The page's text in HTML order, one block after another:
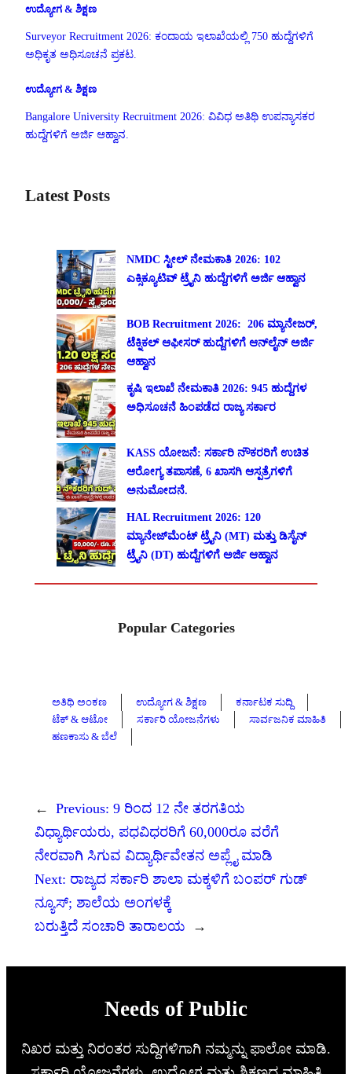
ಉದ್ಯೋಗ & ಶಿಕ್ಷಣ
Surveyor Recruitment 2026: ಕಂದಾಯ ಇಲಾಖೆಯಲ್ಲಿ 750 ಹುದ್ದೆಗಳಿಗೆ
ಅಧಿಕೃತ ಅಧಿಸೂಚನೆ ಪ್ರಕಟ.
ಉದ್ಯೋಗ & ಶಿಕ್ಷಣ
Bangalore University Recruitment 2026: ವಿವಿಧ ಅತಿಥಿ ಉಪನ್ಯಾಸಕರ
ಹುದ್ದೆಗಳಿಗೆ ಅರ್ಜಿ ಆಹ್ವಾನ.
Latest Posts
NMDC ಸ್ಟೀಲ್ ನೇಮಕಾತಿ 2026: 102
ಎಕ್ಸಿಕ್ಯೂಟಿವ್ ಟ್ರೈನಿ ಹುದ್ದೆಗಳಿಗೆ ಅರ್ಜಿ ಆಹ್ವಾನ
BOB Recruitment 2026: 206 ಮ್ಯಾನೇಜರ್,
ಟೆಕ್ನಿಕಲ್ ಆಫೀಸರ್ ಹುದ್ದೆಗಳಿಗೆ ಆನ್‌ಲೈನ್ ಅರ್ಜಿ
ಆಹ್ವಾನ
ಕೃಷಿ ಇಲಾಖೆ ನೇಮಕಾತಿ 2026: 945 ಹುದ್ದೆಗಳ
ಅಧಿಸೂಚನೆ ಹಿಂಪಡೆದ ರಾಜ್ಯ ಸರ್ಕಾರ
KASS ಯೋಜನೆ: ಸರ್ಕಾರಿ ನೌಕರರಿಗೆ ಉಚಿತ
ಆರೋಗ್ಯ ತಪಾಸಣೆ, 6 ಖಾಸಗಿ ಆಸ್ಪತ್ರೆಗಳಿಗೆ
ಅನುಮೋದನೆ.
HAL Recruitment 2026: 120
ಮ್ಯಾನೇಜ್‌ಮೆಂಟ್ ಟ್ರೈನಿ (MT) ಮತ್ತು ಡಿಸೈನ್
ಟ್ರೈನಿ (DT) ಹುದ್ದೆಗಳಿಗೆ ಅರ್ಜಿ ಆಹ್ವಾನ
Popular Categories
ಅತಿಥಿ ಅಂಕಣ ಉದ್ಯೋಗ & ಶಿಕ್ಷಣ
ಕರ್ನಾಟಕ ಸುದ್ದಿ
ಟೆಕ್ & ಆಟೋ
ಸರ್ಕಾರಿ ಯೋಜನೆಗಳು
ಸಾರ್ವಜನಿಕ ಮಾಹಿತಿ
ಹಣಕಾಸು & ಬೆಲೆ
← Previous: 9 ರಿಂದ 12 ನೇ ತರಗತಿಯ
ವಿಧ್ಯಾರ್ಥಿಯರು, ಪಧವಿಧರರಿಗೆ 60,000ರೂ ವರೆಗೆ
ನೇರವಾಗಿ ಸಿಗುವ ವಿದ್ಯಾರ್ಥಿವೇತನ ಅಪ್ಲೈ ಮಾಡಿ
Next: ರಾಜ್ಯದ ಸರ್ಕಾರಿ ಶಾಲಾ ಮಕ್ಕಳಿಗೆ ಬಂಪರ್ ಗುಡ್
ನ್ಯೂಸ್; ಶಾಲೆಯ ಅಂಗಳಕ್ಕೆ
ಬರುತ್ತಿದೆ ಸಂಚಾರಿ ತಾರಾಲಯ
→
Needs of Public
ನಿಖರ ಮತ್ತು ನಿರಂತರ ಸುದ್ದಿಗಳಿಗಾಗಿ ನಮ್ಮನ್ನು ಫಾಲೋ ಮಾಡಿ.